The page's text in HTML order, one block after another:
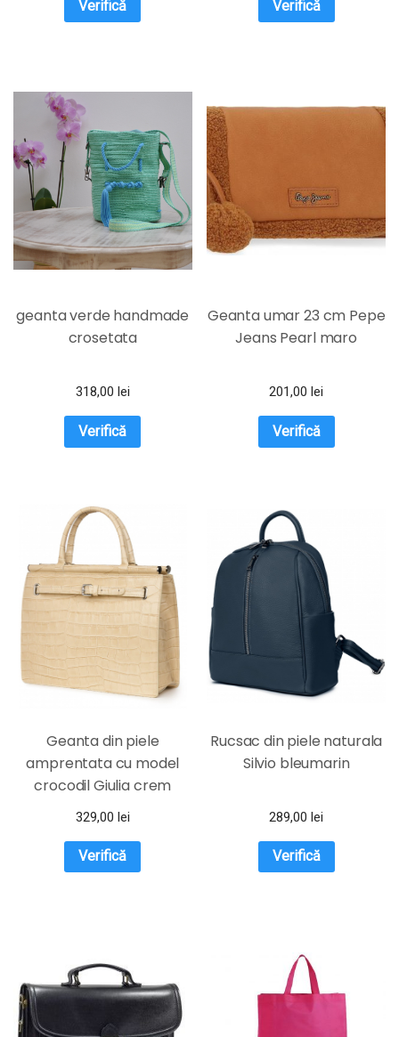
Verifică Verifică
geanta verde handmade
crosetata
318,00 lei
Verifică
Geanta umar 23 cm Pepe
Jeans Pearl maro
201,00lei
Verifică
Geanta din piele
amprentata cu model
crocodil Giulia crem
329,00 lei
Verifică
Rucsac din piele naturala
Silvio bleumarin
289,00lei
Verifică